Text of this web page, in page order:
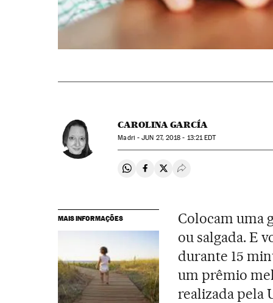
CAROLINA GARCÍA
Madri -JUN 27, 2018 - 13:21EDT
Compartir en Whatsapp
Compartir en Facebook
Compartir en Twitter
Desplegar Redes
MAIS INFORMAÇÕES
Colocam uma
ou salgada. E
durante 15
um prêmio
realizada pela